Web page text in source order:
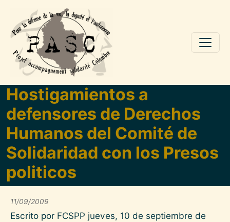
Aller au contenu principal
Hostigamientos a
defensores de Derechos
Humanos del Comité de
Solidaridad con los Presos
politicos
11/09/2009
Escrito por FCSPP jueves, 10 de septiembre de